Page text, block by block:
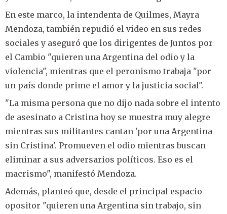
En este marco, la intendenta de Quilmes, Mayra
Mendoza, también repudió el video en sus redes
sociales y aseguró que los dirigentes de Juntos por
el Cambio "quieren una Argentina del odio y la
violencia", mientras que el peronismo trabaja "por
un país donde prime el amor y la justicia social".
"La misma persona que no dijo nada sobre el intento
de asesinato a Cristina hoy se muestra muy alegre
mientras sus militantes cantan 'por una Argentina
sin Cristina'. Promueven el odio mientras buscan
eliminar a sus adversarios políticos. Eso es el
macrismo", manifestó Mendoza.
Además, planteó que, desde el principal espacio
opositor "quieren una Argentina sin trabajo, sin